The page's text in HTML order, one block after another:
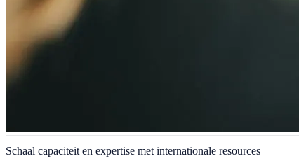
Nearshoring en offshoring
Schaal capaciteit en expertise met internationale resources